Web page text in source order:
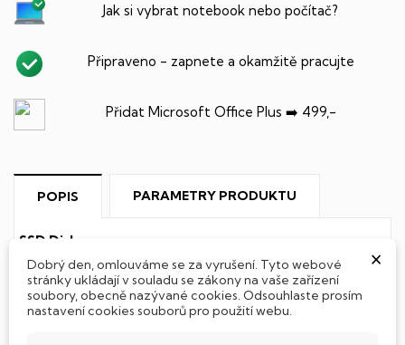
Jak si vybrat notebook nebo počítač?
Připraveno - zapnete a okamžitě pracujte
Přidat Microsoft Office Plus ➡️ 499,-
POPIS PARAMETRY PRODUKTU
SSD Disk
Tento notebook je vybavenSSD(Solid State Drive)
diskem, který na rozdíl od starších magnetických HDD
(Hard Disk Drive) disků nedisponuje žádnými pohyblivými
×
Dobrý den, omlouváme se za vyrušení. Tyto webové
stránky ukládají v souladu se zákony na vaše zařízení
soubory, obecně nazývané cookies. Odsouhlaste prosím
nastavení cookies souborů pro použití webu.